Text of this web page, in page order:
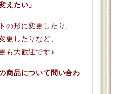
えたい」
の形に変更したり、
更したりなど、
も大歓迎です♪
商品について問い合わ